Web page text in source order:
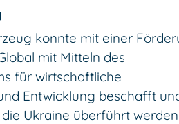
konnte mit einer
mit Mitteln des
für wirtschaftliche
Entwicklung beschafft
Ukraine überführt